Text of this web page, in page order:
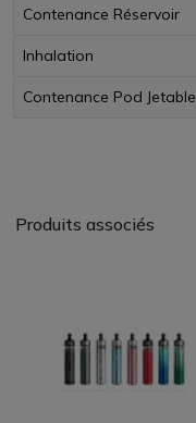
Contenance Réservoir
Inhalation
Contenance Pod Jetable
Produits associés